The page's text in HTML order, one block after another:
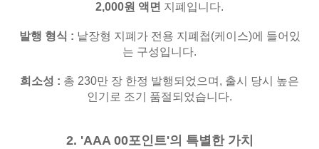
2,000원 액면 지폐입니다.
발행 형식 : 낱장형 지폐가 전용 지폐첩(케이스)에 들어있
는 구성입니다.
희소성 : 총 230만 장 한정 발행되었으며, 출시 당시 높은
인기로 조기 품절되었습니다.
2. 'AAA 00포인트'의 특별한 가치